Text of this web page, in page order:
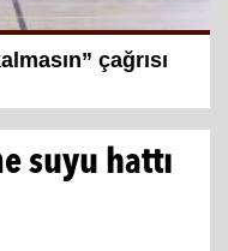
suyu hattı